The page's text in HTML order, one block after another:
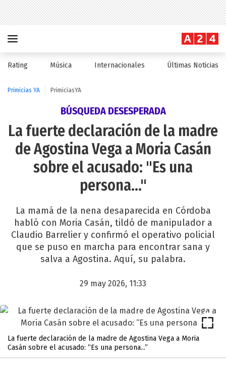
Rating Música Internacionales Últimas Noticias
Primicias YA PrimiciasYA
BÚSQUEDA DESESPERADA
La fuerte declaración de la madre
de Agostina Vega a Moria Casán
sobre el acusado: "Es una
persona..."
La mamá de la nena desaparecida en Córdoba
habló con Moria Casán, tildó de manipulador a
Claudio Barrelier y confirmó el operativo policial
que se puso en marcha para encontrar sana y
salva a Agostina. Aquí, su palabra.
29 may 2026, 11:33
La fuerte declaración de la madre de Agostina Vega a Moria
Casán sobre el acusado: “Es una persona...”